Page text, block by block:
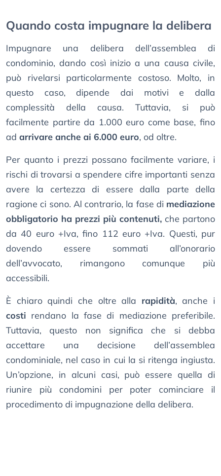
Quando costa impugnare la delibera
Impugnare una delibera dell’assemblea di
condominio, dando così inizio a una causa civile,
può rivelarsi particolarmente costoso. Molto, in
questo caso, dipende dai motivi e dalla
complessità della causa. Tuttavia, si può
facilmente partire da 1.000 euro come base, fino
ad arrivare anche ai 6.000 euro, od oltre.
Per quanto i prezzi possano facilmente variare, i
rischi di trovarsi a spendere cifre importanti senza
avere la certezza di essere dalla parte della
ragione ci sono. Al contrario, la fase di mediazione
obbligatorio ha prezzi più contenuti, che partono
da 40 euro +Iva, fino 112 euro +Iva. Questi, pur
dovendo essere sommati all’onorario
dell’avvocato, rimangono comunque più
accessibili.
È chiaro quindi che oltre alla rapidità, anche i
costi rendano la fase di mediazione preferibile.
Tuttavia, questo non significa che si debba
accettare una decisione dell’assemblea
condominiale, nel caso in cui la si ritenga ingiusta.
Un’opzione, in alcuni casi, può essere quella di
riunire più condomini per poter cominciare il
procedimento di impugnazione della delibera.